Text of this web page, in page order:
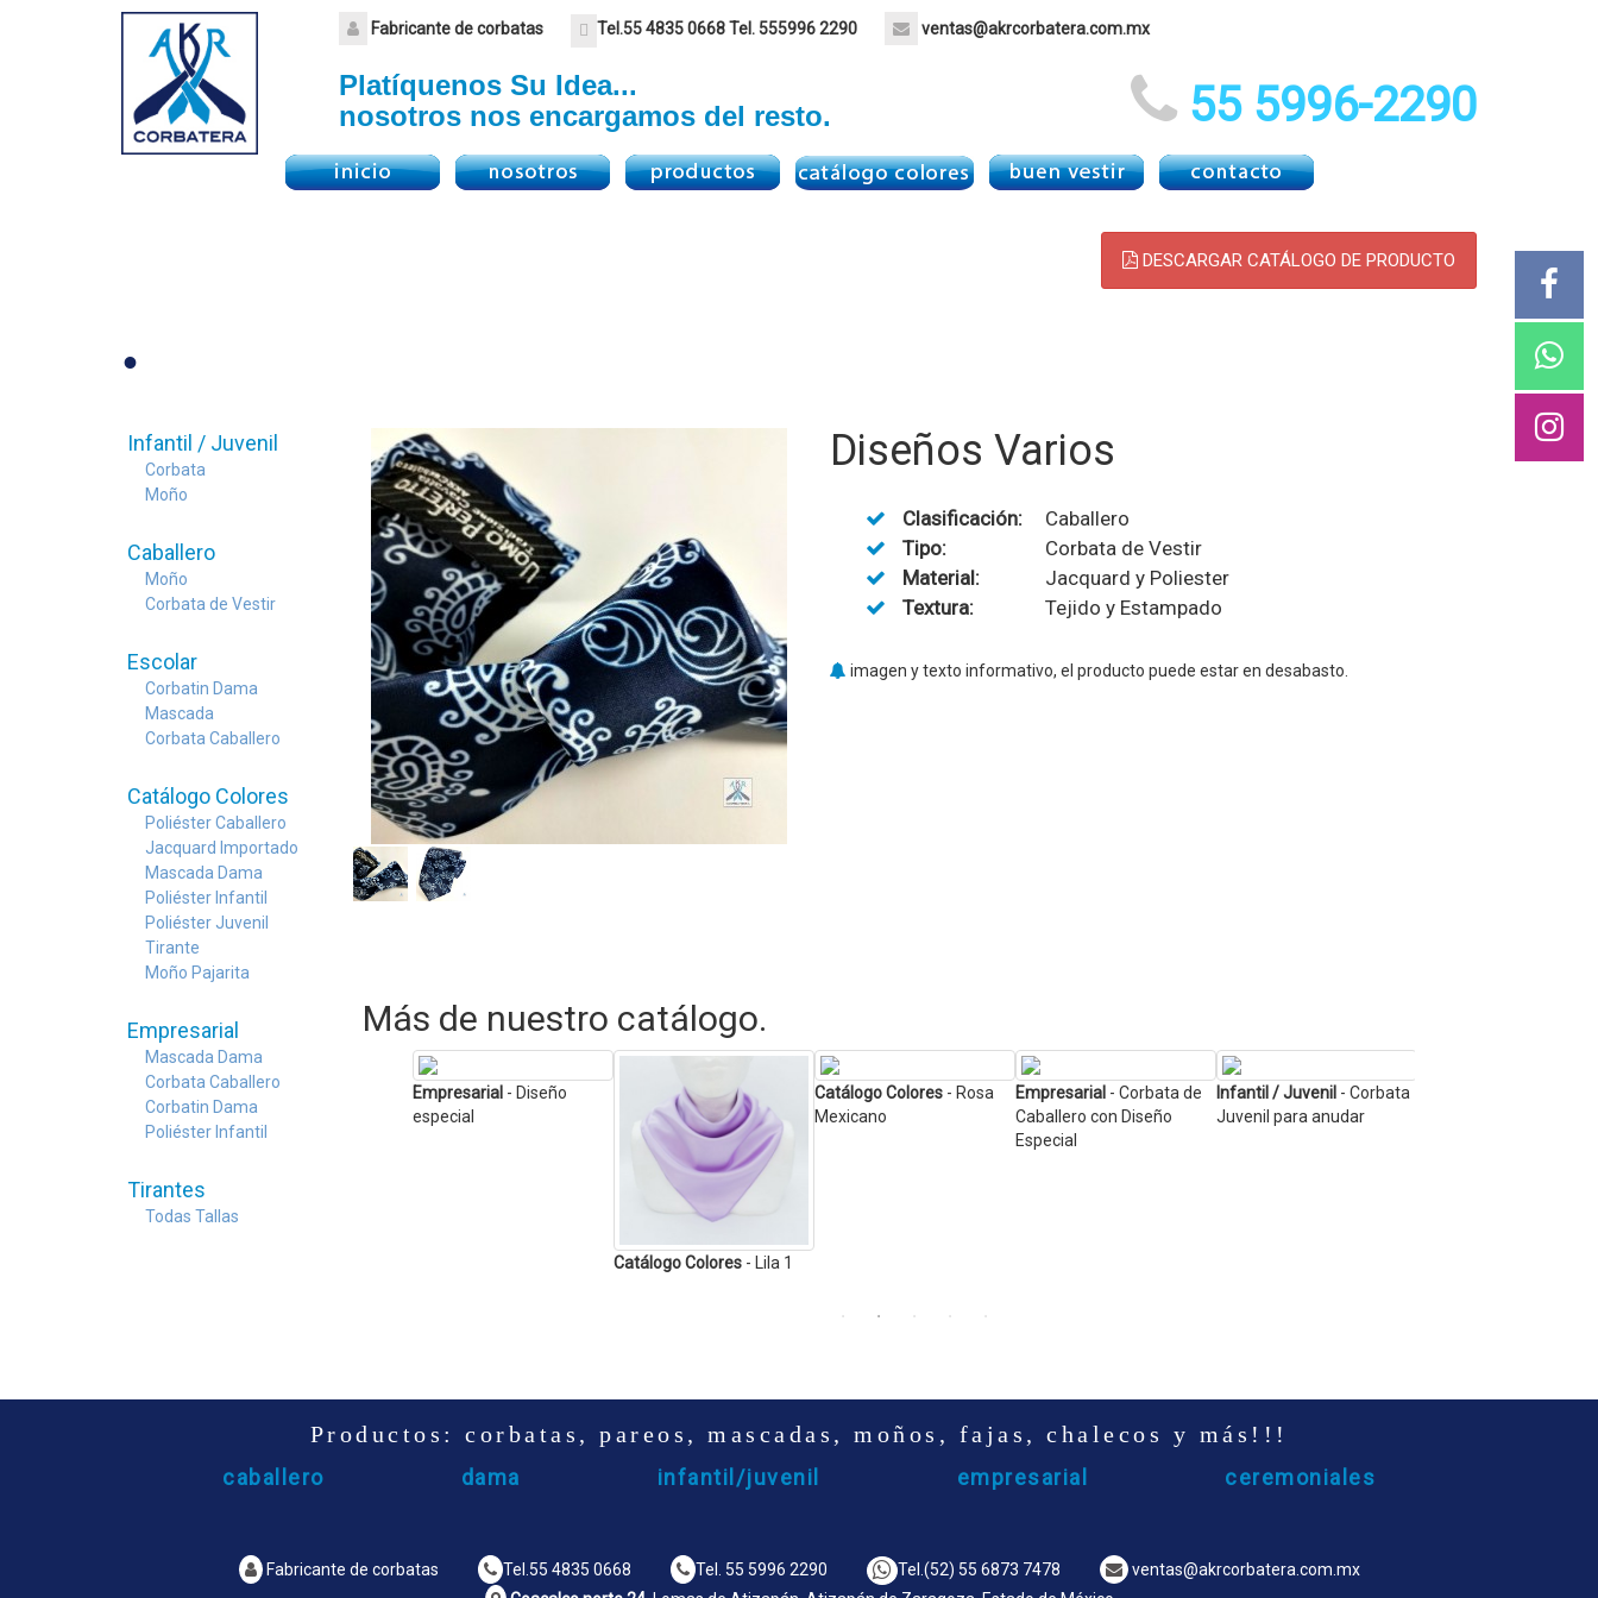
Fabricante de corbatas Tel.55 4835 0668Tel. 555996 2290 ventas@akrcorbatera.com.mx
Platíquenos Su Idea...
nosotros nos encargamos del resto.
55 5996-2290
DESCARGAR CATÁLOGO DE PRODUCTO
.
Infantil / Juvenil
Corbata
Moño
Caballero
Moño
Corbata de Vestir
Escolar
Corbatin Dama
Mascada
Corbata Caballero
Catálogo Colores
Poliéster Caballero
Jacquard Importado
Mascada Dama
Poliéster Infantil
Poliéster Juvenil
Tirante
Moño Pajarita
Empresarial
Mascada Dama
Corbata Caballero
Corbatin Dama
Poliéster Infantil
Tirantes
Todas Tallas
Diseños Varios
Clasificación:
Caballero
Tipo:
Corbata de Vestir
Material:
Jacquard y Poliester
Textura:
Tejido y Estampado
imagen y texto informativo, el producto puede estar en desabasto.
Más de nuestro catálogo.
Empresarial - Diseño
especial
Catálogo Colores - Lila 1
Catálogo Colores - Rosa
Mexicano
Empresarial - Corbata de
Caballero con Diseño
Especial
Infantil / Juvenil - Corbata
Juvenil para anudar
Productos: corbatas, pareos, mascadas, moños, fajas, chalecos y más!!!
caballero dama infantil/juvenil empresarial ceremoniales
Fabricante de corbatas Tel. 55 4835 0668 Tel. 55 5996 2290 Tel. (52) 55 6873 7478
ventas@akrcorbatera.com.mx